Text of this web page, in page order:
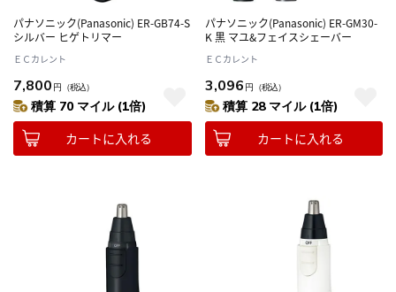
パナソニック(Panasonic) ER-GB74-S
シルバー ヒゲトリマー
ＥＣカレント
7,800 円 （税込）
積算 70 マイル (1倍)
カートに入れる
パナソニック(Panasonic) ER-GM30-
K 黒 マユ&フェイスシェーバー
ＥＣカレント
3,096 円 （税込）
積算 28 マイル (1倍)
カートに入れる